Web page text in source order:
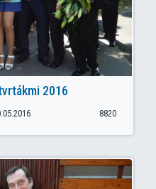
2016
8820